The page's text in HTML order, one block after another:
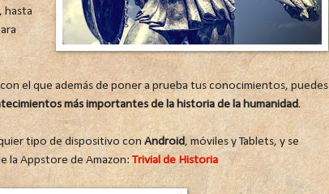
hasta
el que además de poner a prueba tus conocimientos, puedes
más importantes de la historia de la humanidad.
tipo de dispositivo conAndroid, móviles y Tablets, y se
la Appstore de Amazon:Trivial de Historia